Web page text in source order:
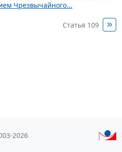
Чрезвычайного...
Статья 109
2026